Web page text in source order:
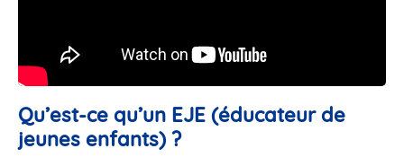
Qu’est-ce qu’un EJE (éducateur de
jeunes enfants) ?